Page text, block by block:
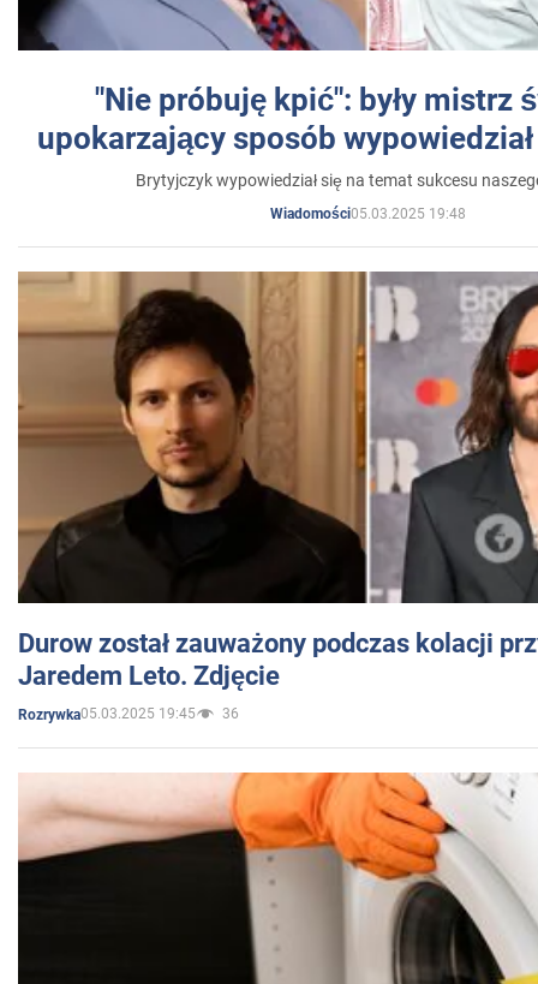
"Nie próbuję kpić": były mistrz
upokarzający sposób
Brytyjczyk wypowiedział się na temat sukcesu
Wiadomości05.03.2025 19:48
Durow został zauważony podczas kolacji
Jaredem Leto. Zdjęcie
Rozrywka05.03.2025 19:45 36